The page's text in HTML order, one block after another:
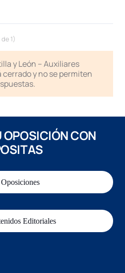
1)
y León – Auxiliares
y no se permiten
OPOSICIÓN CON
Editoriales